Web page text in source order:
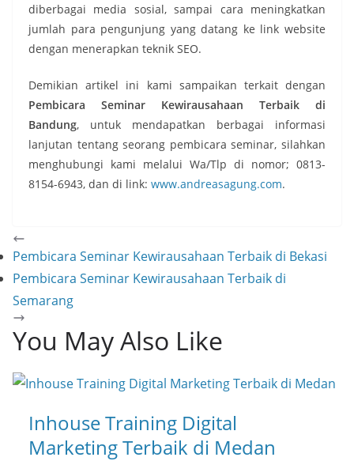
diberbagai media sosial, sampai cara meningkatkan
jumlah para pengunjung yang datang ke link website
dengan menerapkan teknik SEO.
Demikian artikel ini kami sampaikan terkait dengan
Pembicara Seminar Kewirausahaan Terbaik di
Bandung, untuk mendapatkan berbagai informasi
lanjutan tentang seorang pembicara seminar, silahkan
menghubungi kami melalui Wa/Tlp di nomor; 0813-
8154-6943, dan di link: www.andreasagung.com.
Pembicara Seminar Kewirausahaan Terbaik di Bekasi
Pembicara Seminar Kewirausahaan Terbaik di
Semarang
You May Also Like
Inhouse Training Digital
Marketing Terbaik di Medan